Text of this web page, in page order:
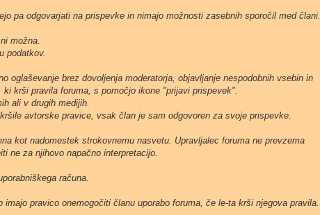
pa odgovarjati na prispevke in nimajo možnosti zasebnih sporočil med člani.
možna.
podatkov.
oglaševanje brez dovoljenja moderatorja, objavljanje nespodobnih vsebin in
krši pravila foruma, s pomočjo ikone "prijavi prispevek".
ali v drugih medijih.
avtorske pravice, vsak član je sam odgovoren za svoje prispevke.
kot nadomestek strokovnemu nasvetu. Upravljalec foruma ne prevzema
ne za njihovo napačno interpretacijo.
računa.
pravico onemogočiti članu uporabo foruma, če le-ta krši njegova pravila.